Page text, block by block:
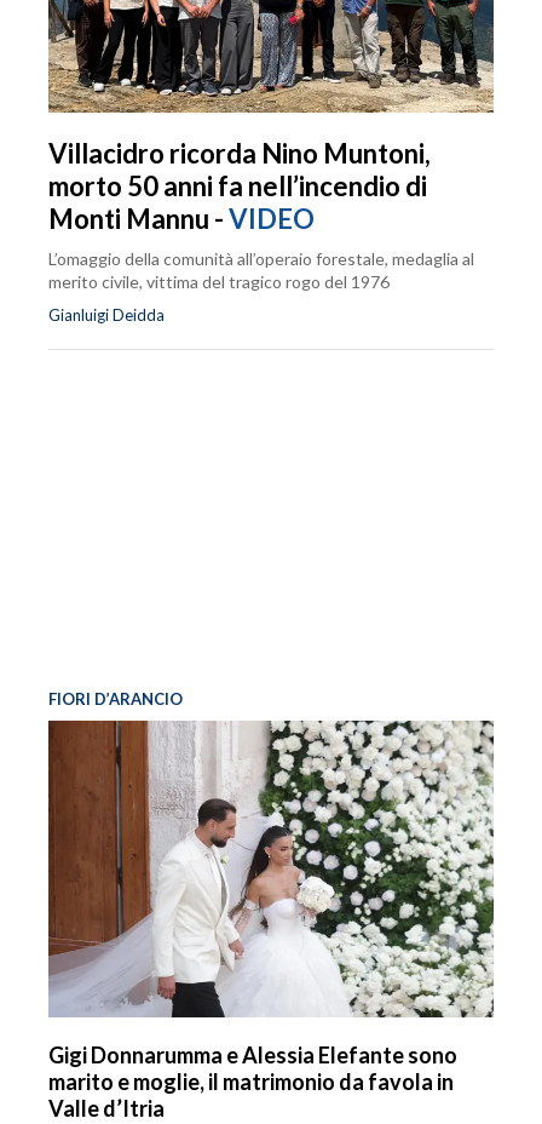
Villacidro ricorda Nino Muntoni,
morto 50 anni fa nell’incendio di
Monti Mannu -VIDEO
L’omaggio della comunità all’operaio forestale, medaglia al
merito civile, vittima del tragico rogo del 1976
Gianluigi Deidda
FIORI D’ARANCIO
Gigi Donnarumma e Alessia Elefante sono
marito e moglie, il matrimonio da favola in
Valle d’Itria